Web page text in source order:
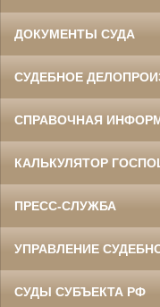
ДОКУМЕНТЫ СУДА
СУДЕБНОЕ
СПРАВОЧНАЯ
КАЛЬКУЛЯТОР
ПРЕСС-СЛУЖБА
УПРАВЛЕНИЕ
СУДЫ СУБЪЕКТА РФ